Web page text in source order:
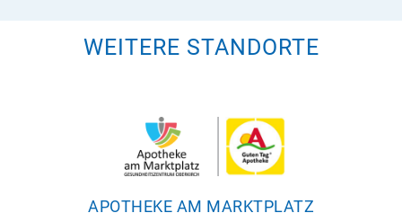
WEITERE STANDORTE
APOTHEKE AM MARKTPLATZ